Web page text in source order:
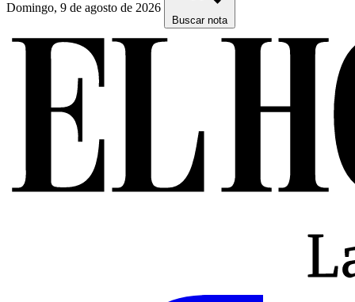
Domingo, 9 de agosto de 2026
Buscar nota